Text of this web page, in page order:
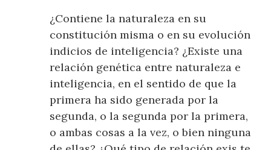
¿Contiene la naturaleza en su
constitución misma o en su evolución
indicios de inteligencia? ¿Existe una
relación genética entre naturaleza e
inteligencia, en el sentido de que la
primera ha sido generada por la
segunda, o la segunda por la primera,
o ambas cosas a la vez, o bien ninguna